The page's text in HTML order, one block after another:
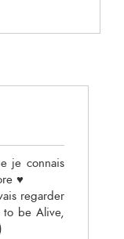
je connais
♥
regarder
be Alive,